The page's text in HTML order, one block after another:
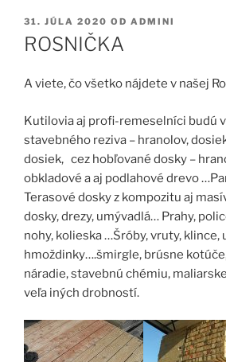
PUBLIKOVANÉ
31. JÚLA 2020 OD ADMINI
ROSNIČKA
A viete, čo všetko nájdete v našej
Kutilovia aj profi-remeselníci budú
stavebného reziva – hranolov,
dosiek, cez hobľované dosky –
obkladové a aj podlahové drevo
Terasové dosky z kompozitu aj
dosky, drezy, umývadlá… Prahy,
nohy, kolieska …Šróby, vruty, klince,
hmoždinky….šmirgle, brúsne
náradie, stavebnú chémiu,
veľa iných drobností.